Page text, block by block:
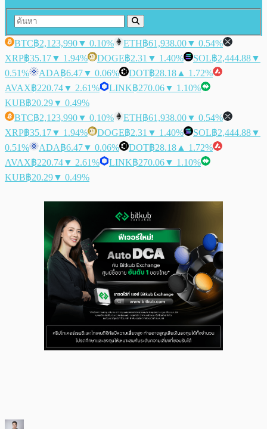
BTC฿2,123,990▼ 0.10% ETH฿61,938.00▼ 0.54%
XRP฿35.17▼ 1.94% DOGE฿2.31 ▼ 1.40% SOL฿2,444.88▼
0.51%
ADA฿6.47▼ 0.06% DOT฿28.18 ▲ 1.72%
AVAX฿220.74▼ 2.61% LINK฿270.06▼ 1.10%
KUB฿20.29▼ 0.49%
BTC฿2,123,990▼ 0.10% ETH฿61,938.00▼ 0.54%
XRP฿35.17▼ 1.94% DOGE฿2.31 ▼ 1.40% SOL฿2,444.88▼
0.51%
ADA฿6.47▼ 0.06% DOT฿28.18 ▲ 1.72%
AVAX฿220.74▼ 2.61% LINK฿270.06▼ 1.10%
KUB฿20.29▼ 0.49%